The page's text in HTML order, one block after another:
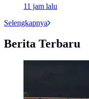
11 jam lalu
Selengkapnya
Berita Terbaru